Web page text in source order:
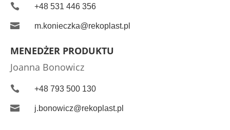
 +48 531 446 356
 m.konieczka@rekoplast.pl
MENEDŻER PRODUKTU
Joanna Bonowicz
 +48 793 500 130
 j.bonowicz@rekoplast.pl